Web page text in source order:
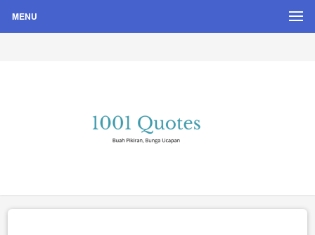
MENU
Quote Hari Puisi